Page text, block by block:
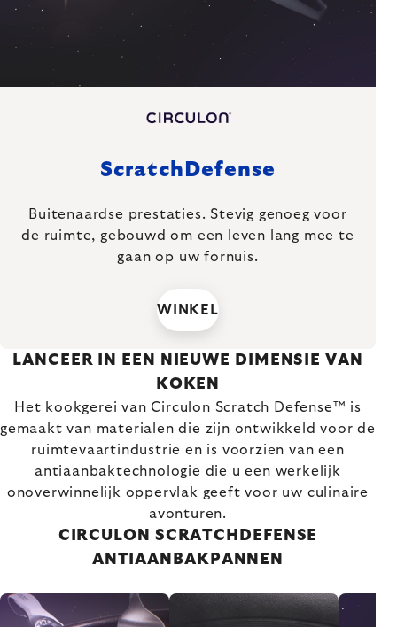
ScratchDefense
Buitenaardse prestaties. Stevig genoeg voor
de ruimte, gebouwd om een leven lang mee te
gaan op uw fornuis.
WINKEL
LANCEER IN EEN NIEUWE DIMENSIE VAN
KOKEN
Het kookgerei van Circulon Scratch Defense™ is
gemaakt van materialen die zijn ontwikkeld voor de
ruimtevaartindustrie en is voorzien van een
antiaanbaktechnologie die u een werkelijk
onoverwinnelijk oppervlak geeft voor uw culinaire
avonturen.
CIRCULON SCRATCHDEFENSE
ANTIAANBAKPANNEN